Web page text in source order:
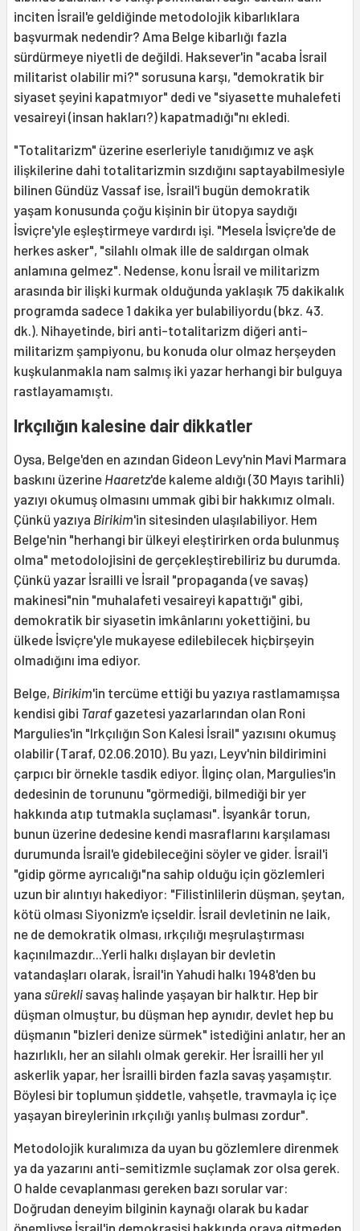
inciten İsrail'e geldiğinde metodolojik kibarlıklara
başvurmak nedendir? Ama Belge kibarlığı fazla
sürdürmeye niyetli de değildi. Haksever'in "acaba İsrail
militarist olabilir mi?" sorusuna karşı, "demokratik bir
siyaset şeyini kapatmıyor" dedi ve "siyasette muhalefeti
vesaireyi (insan hakları?) kapatmadığı"nı ekledi.
"Totalitarizm" üzerine eserleriyle tanıdığımız ve aşk
ilişkilerine dahi totalitarizmin sızdığını saptayabilmesiyle
bilinen Gündüz Vassaf ise, İsrail'i bugün demokratik
yaşam konusunda çoğu kişinin bir ütopya saydığı
İsviçre'yle eşleştirmeye vardırdı işi. "Mesela İsviçre'de de
herkes asker", "silahlı olmak ille de saldırgan olmak
anlamına gelmez". Nedense, konu İsrail ve militarizm
arasında bir ilişki kurmak olduğunda yaklaşık 75 dakikalık
programda sadece 1 dakika yer bulabiliyordu (bkz. 43.
dk.). Nihayetinde, biri anti-totalitarizm diğeri anti-
militarizm şampiyonu, bu konuda olur olmaz herşeyden
kuşkulanmakla nam salmış iki yazar herhangi bir bulguya
rastlayamamıştı.
Irkçılığın kalesine dair dikkatler
Oysa, Belge'den en azından Gideon Levy'nin Mavi Marmara
baskını üzerine Haaretz'de kaleme aldığı (30 Mayıs tarihli)
yazıyı okumuş olmasını ummak gibi bir hakkımız olmalı.
Çünkü yazıya Birikim'in sitesinden ulaşılabiliyor. Hem
Belge'nin "herhangi bir ülkeyi eleştirirken orda bulunmuş
olma" metodolojisini de gerçekleştirebiliriz bu durumda.
Çünkü yazar İsrailli ve İsrail "propaganda (ve savaş)
makinesi"nin "muhalafeti vesaireyi kapattığı" gibi,
demokratik bir siyasetin imkânlarını yokettiğini, bu
ülkede İsviçre'yle mukayese edilebilecek hiçbirşeyin
olmadığını ima ediyor.
Belge, Birikim'in tercüme ettiği bu yazıya rastlamamışsa
kendisi gibi Tarafgazetesi yazarlarından olan Roni
Margulies'in "Irkçılığın Son Kalesi İsrail" yazısını okumuş
olabilir (Taraf, 02.06.2010). Bu yazı, Leyv'nin bildirimini
çarpıcı bir örnekle tasdik ediyor. İlginç olan, Margulies'in
dedesinin de torununu "görmediği, bilmediği bir yer
hakkında atıp tutmakla suçlaması". İsyankâr torun,
bunun üzerine dedesine kendi masraflarını karşılaması
durumunda İsrail'e gidebileceğini söyler ve gider. İsrail'i
"gidip görme ayrıcalığı"na sahip olduğu için gözlemleri
uzun bir alıntıyı hakediyor: "Filistinlilerin düşman, şeytan,
kötü olması Siyonizm'e içseldir. İsrail devletinin ne laik,
ne de demokratik olması, ırkçılığı meşrulaştırması
kaçınılmazdır...Yerli halkı dışlayan bir devletin
vatandaşları olarak, İsrail'in Yahudi halkı 1948'den bu
yana sürekli savaş halinde yaşayan bir halktır. Hep bir
düşman olmuştur, bu düşman hep aynıdır, devlet hep bu
düşmanın "bizleri denize sürmek" istediğini anlatır, her an
hazırlıklı, her an silahlı olmak gerekir. Her İsrailli her yıl
askerlik yapar, her İsrailli birden fazla savaş yaşamıştır.
Böylesi bir toplumun şiddetle, vahşetle, travmayla iç içe
yaşayan bireylerinin ırkçılığı yanlış bulması zordur".
Metodolojik kuralımıza da uyan bu gözlemlere direnmek
ya da yazarını anti-semitizmle suçlamak zor olsa gerek.
O halde cevaplanması gereken bazı sorular var:
Doğrudan deneyim bilginin kaynağı olarak bu kadar
önemliyse İsrail'in demokrasisi hakkında oraya gitmeden